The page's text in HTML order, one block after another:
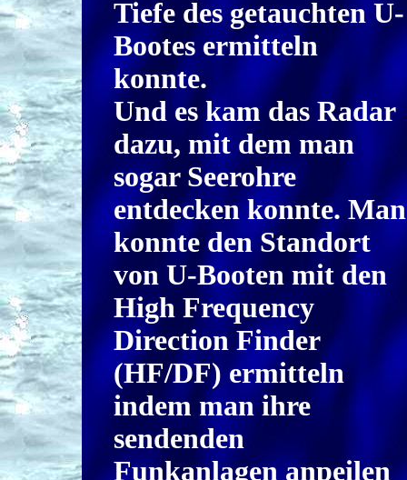
Tiefe des getauchten U-
Bootes ermitteln
konnte.
Und es kam das Radar
dazu, mit dem man
sogar Seerohre
entdecken konnte. Man
konnte den Standort
von U-Booten mit den
High Frequency
Direction Finder
(HF/DF) ermitteln
indem man ihre
sendenden
Funkanlagen anpeilen